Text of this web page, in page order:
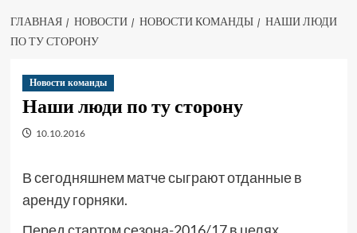
ГЛАВНАЯ НОВОСТИ НОВОСТИ КОМАНДЫ
НАШИ ЛЮДИ
ПО ТУ СТОРОНУ
Новости команды
Наши люди по ту сторону
10.10.2016
В сегодняшнем матче сыграют отданные в
аренду горняки.